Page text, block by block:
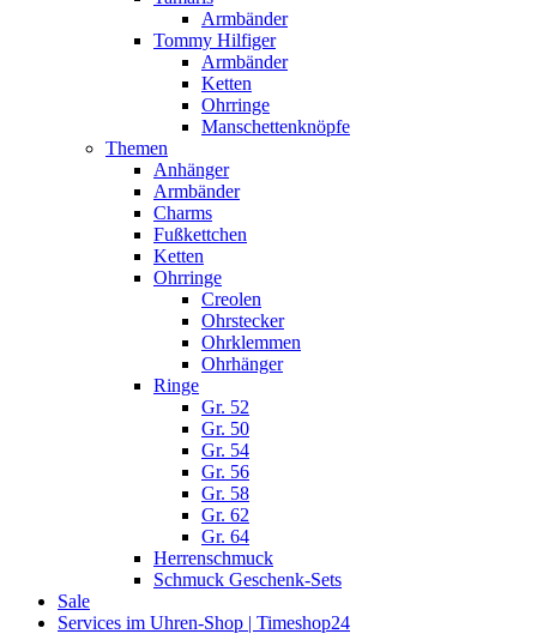
Armbänder
Tommy Hilfiger
Armbänder
Ketten
Ohrringe
Manschettenknöpfe
Themen
Anhänger
Armbänder
Charms
Fußkettchen
Ketten
Ohrringe
Creolen
Ohrstecker
Ohrklemmen
Ohrhänger
Ringe
Gr. 52
Gr. 50
Gr. 54
Gr. 56
Gr. 58
Gr. 62
Gr. 64
Herrenschmuck
Schmuck Geschenk-Sets
Sale
Services im Uhren-Shop | Timeshop24